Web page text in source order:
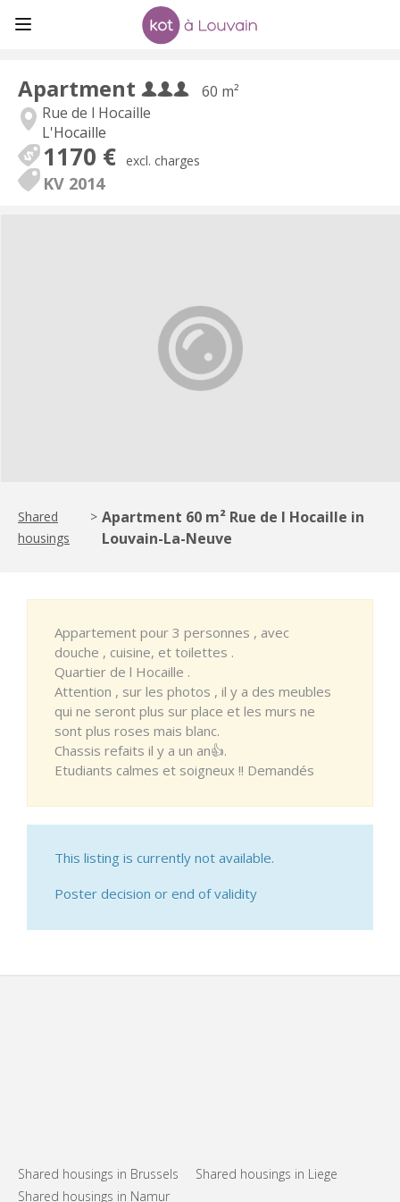
Apartment
60 m²
Rue de l Hocaille
L'Hocaille
1170 € excl. charges
KV 2014
Shared
housings
> Apartment 60 m² Rue de l Hocaille in
Louvain-La-Neuve
Appartement pour 3 personnes , avec
douche , cuisine, et toilettes .
Quartier de l Hocaille .
Attention , sur les photos , il y a des meubles
qui ne seront plus sur place et les murs ne
sont plus roses mais blanc.
Chassis refaits il y a un an👍.
Etudiants calmes et soigneux !! Demandés
This listing is currently not available.
Poster decision or end of validity
Shared housings in Brussels
Shared housings in Liege
Shared housings in Namur